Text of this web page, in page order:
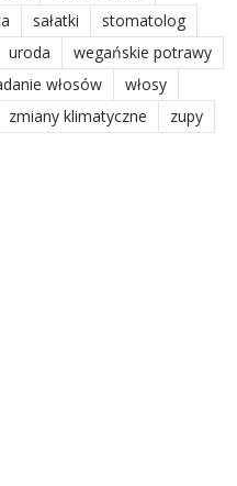
sałatki
stomatolog
uroda
wegańskie potrawy
włosów
włosy
zmiany klimatyczne
zupy